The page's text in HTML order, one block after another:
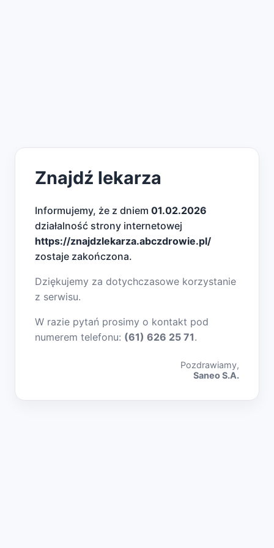
Znajdź lekarza
Informujemy, że z dniem 01.02.2026
działalność strony internetowej
https://znajdzlekarza.abczdrowie.pl/
zostaje zakończona.
Dziękujemy za dotychczasowe korzystanie
z serwisu.
W razie pytań prosimy o kontakt pod
numerem telefonu: (61) 626 25 71.
Pozdrawiamy,
Saneo S.A.